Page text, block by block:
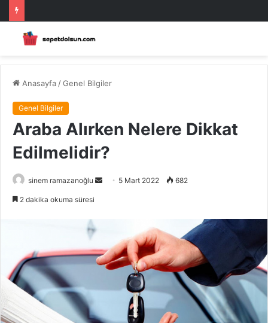
Anasayfa /Genel Bilgiler
Genel Bilgiler
Araba Alırken Nelere Dikkat
Edilmelidir?
sinem ramazanoğlu
Bir
5 Mart 2022 682
2 dakika okuma süresi